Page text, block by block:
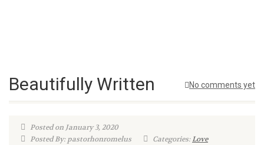
No comments yet
Beautifully Written
Posted on January 3, 2020
Posted By: pastorhonromelus
Categories:Love